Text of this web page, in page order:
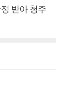
받아 청주